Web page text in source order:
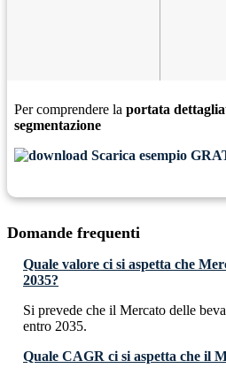
Per comprendere la portata
segmentazione
Scarica esempio
Domande frequenti
Quale valore ci si aspetta che
2035?
Si prevede che il Mercato delle
entro 2035.
Quale CAGR ci si aspetta che il